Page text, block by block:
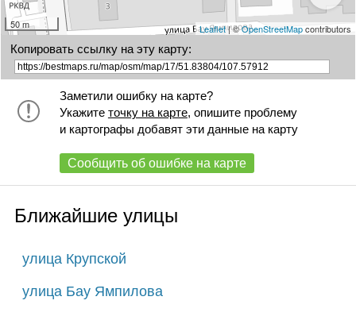
50 m Leaflet| ©OpenStreetMapcontributors
Копировать ссылку на эту карту:
Заметили ошибку на карте?
Укажите точку на карте, опишите проблему
и картографы добавят эти данные на карту
Сообщить об ошибке на карте
Ближайшие улицы
улица Крупской
улица Бау Ямпилова